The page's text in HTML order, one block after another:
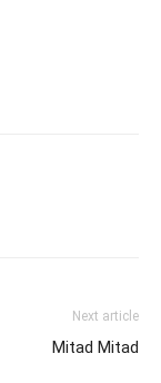
Next article
Mitad Mitad